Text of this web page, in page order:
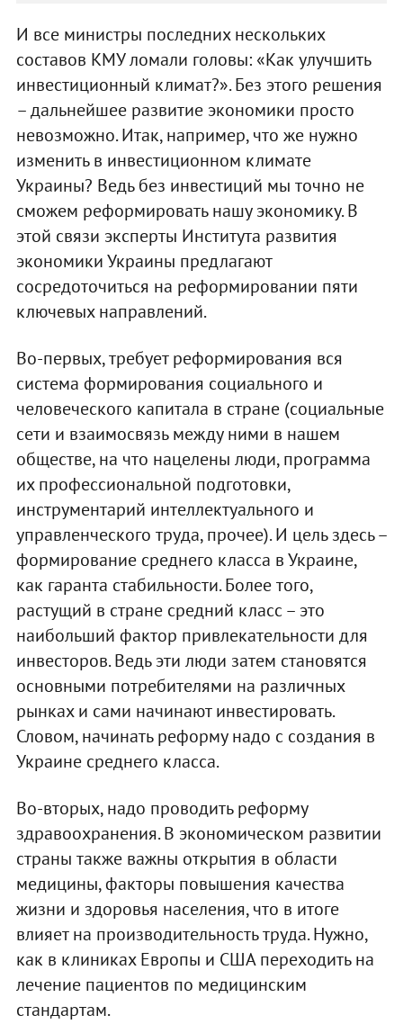
И все министры последних нескольких
составов КМУ ломали головы: «Как улучшить
инвестиционный климат?». Без этого решения
– дальнейшее развитие экономики просто
невозможно. Итак, например, что же нужно
изменить в инвестиционном климате
Украины? Ведь без инвестиций мы точно не
сможем реформировать нашу экономику. В
этой связи эксперты Института развития
экономики Украины предлагают
сосредоточиться на реформировании пяти
ключевых направлений.
Во-первых, требует реформирования вся
система формирования социального и
человеческого капитала в стране (социальные
сети и взаимосвязь между ними в нашем
обществе, на что нацелены люди, программа
их профессиональной подготовки,
инструментарий интеллектуального и
управленческого труда, прочее). И цель здесь –
формирование среднего класса в Украине,
как гаранта стабильности. Более того,
растущий в стране средний класс – это
наибольший фактор привлекательности для
инвесторов. Ведь эти люди затем становятся
основными потребителями на различных
рынках и сами начинают инвестировать.
Словом, начинать реформу надо с создания в
Украине среднего класса.
Во-вторых, надо проводить реформу
здравоохранения. В экономическом развитии
страны также важны открытия в области
медицины, факторы повышения качества
жизни и здоровья населения, что в итоге
влияет на производительность труда. Нужно,
как в клиниках Европы и США переходить на
лечение пациентов по медицинским
стандартам.